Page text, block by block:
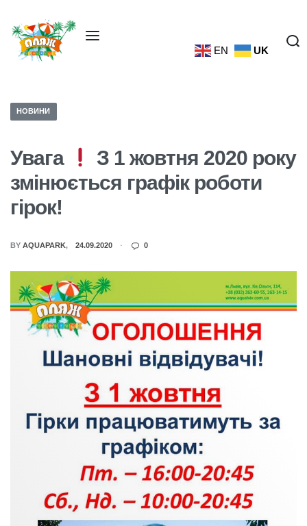
EN UK
НОВИНИ
Увага
З 1 жовтня 2020 року
змінюється графік роботи
гірок!
BY AQUAPARK 24.09.2020 0